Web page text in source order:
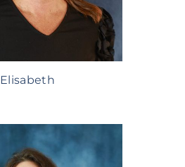
Elisabeth